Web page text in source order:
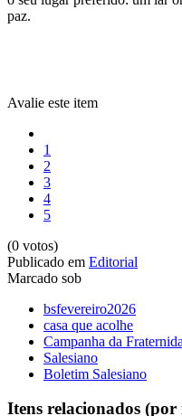
paz.
Avalie este item
1
2
3
4
5
(0 votos)
Publicado em Editorial
Marcado sob
bsfevereiro2026
casa que acolhe
Campanha da
Salesiano
Boletim Salesiano
Itens relacionados